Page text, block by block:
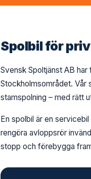
Spolbil för
Svensk Spoltjänst AB
Stockholmsområdet. Vår
stamspolning – med rätt
En spolbil är en
rengöra avloppsrör
stopp och förebygga